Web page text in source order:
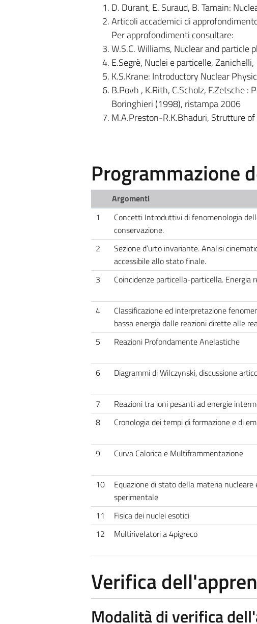
D. Durant, E. Suraud, B. Tamain:
Articoli accademici di
Per approfondimenti consultare:
W.S.C. Williams, Nuclear and particle
E.Segrè, Nuclei e particelle,
K.S.Krane: Introductory Nuclear
B.Povh , K.Rith, C.Scholz, F.Zetsche
Boringhieri (1998), ristampa 2006
M.A.Preston-R.K.Bhaduri, Strutture
Programmazione
Argomenti
1
Concetti Introduttivi di fenomenologia
conservazione.
2
Sezione d’urto invariante. Analisi
accessibile allo stato finale.
3
Coincidenze particella-particella. Energia
4
Classificazione ed interpretazione
bassa energia dalle reazioni dirette alle
5 Reazioni Profondamente Anelastiche
6
Diagrammi di Wilczynski, discussione
7
Reazioni tra ioni pesanti ad energie
8
Cronologia dei tempi di formazione e di
9
Curva Calorica e Multiframmentazione
10
Equazione di stato della materia nucleare
sperimentale
11
Fisica dei nuclei esotici
12
Multirivelatori a 4pigreco
Verifica
Modalità di verifica